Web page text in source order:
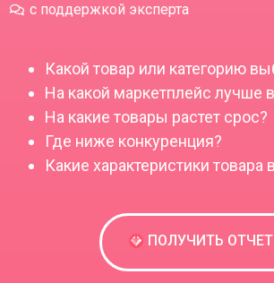
с поддержкой эксперта
Какой товар или категорию
На какой маркетплейс лучше
На какие товары растет срос?
Где ниже конкуренция?
Какие характеристики товара
ПОЛУЧИТЬ ОТЧЕТ